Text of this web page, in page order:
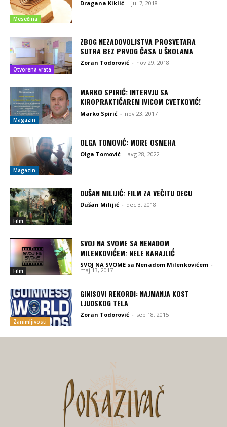
Mesečina
Dragana Kiklić - jul 7, 2018
Otvorena vrata
ZBOG NEZADOVOLJSTVA PROSVETARA
SUTRA BEZ PRVOG ČASA U ŠKOLAMA
Zoran Todorović - nov 29, 2018
Magazin
MARKO SPIRIĆ: INTERVJU SA
KIROPRAKTIČAREM IVICOM CVETKOVIĆ!
Marko Spirić - nov 23, 2017
Magazin
OLGA TOMOVIĆ: MORE OSMEHA
Olga Tomović - avg 28, 2022
Film
DUŠAN MILIJIĆ: FILM ZA VEČITU DECU
Dušan Milijić - dec 3, 2018
Film
SVOJ NA SVOME SA NENADOM
MILENKOVIĆEM: NELE KARAJLIĆ
SVOJ NA SVOME sa Nenadom Milenkovićem -
maj 13, 2017
Zanimljivosti
GINISOVI REKORDI: NAJMANJA KOST
LJUDSKOG TELA
Zoran Todorović - sep 18, 2015